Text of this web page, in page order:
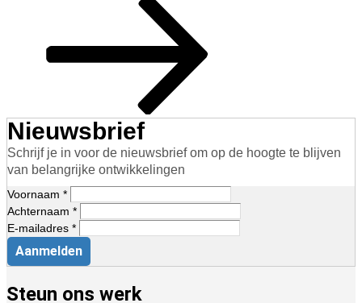
Nieuwsbrief
Schrijf je in voor de nieuwsbrief om op de hoogte te blijven
van belangrijke ontwikkelingen
Voornaam *
Achternaam *
E-mailadres *
Aanmelden
Steun ons werk